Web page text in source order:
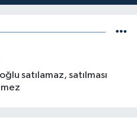
satılamaz, satılması